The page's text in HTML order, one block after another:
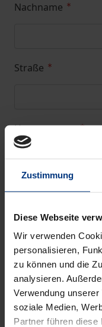
Zustimmung
Diese Webseite
Wir verwenden
personalisieren,
zu können und die
analysieren.
Verwendung
soziale Medien,
Partner führen
Nachname
Straße
Hausnummer
PLZ
Ort
E-Mail-Adresse